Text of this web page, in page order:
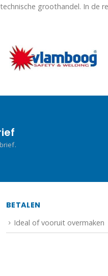
groothandel. In de
BETALEN
Ideal of vooruit overmaken